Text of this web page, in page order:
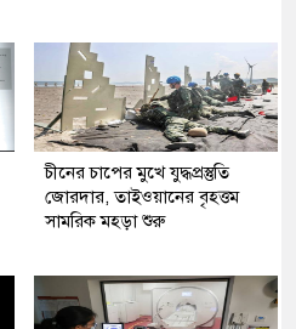
চীনের চাপের মুখে যুদ্ধপ্রস্তুতি
জোরদার, তাইওয়ানের বৃহত্তম
সামরিক মহড়া শুরু